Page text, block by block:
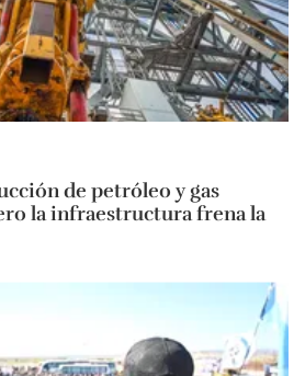
de petróleo y gas
la infraestructura frena la